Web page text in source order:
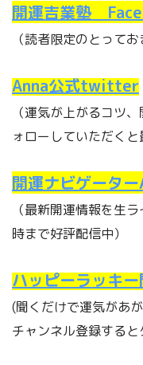
開運吉業塾
（読者限定のとって
Anna公式twitter
（運気が上がるコツ
ォローしていただくと
開運ナビゲータ
（最新開運情報を生
時まで好評配信中）
ハッピーラッキ
(聞くだけで運気があ
チャンネル登録すると